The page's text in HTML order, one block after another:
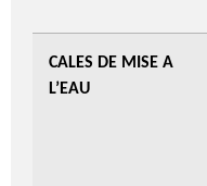
CALES DE MISE A
L’EAU